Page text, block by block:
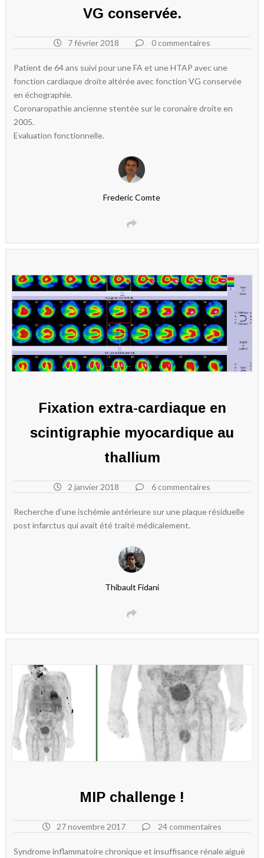
VG conservée.
7 février 2018 0 commentaires
Patient de 64 ans suivi pour une FA et une HTAP avec une
fonction cardiaque droite altérée avec fonction VG conservée
en échographie.
Coronaropathie ancienne stentée sur le coronaire droite en
2005.
Evaluation fonctionnelle.
Frederic Comte
Fixation extra-cardiaque en
scintigraphie myocardique au
thallium
2 janvier 2018 6 commentaires
Recherche d’une ischémie antérieure sur une plaque résiduelle
post infarctus qui avait été traité médicalement.
Thibault Fidani
MIP challenge !
27 novembre 2017 24 commentaires
Syndrome inflammatoire chronique et insuffisance rénale aiguë